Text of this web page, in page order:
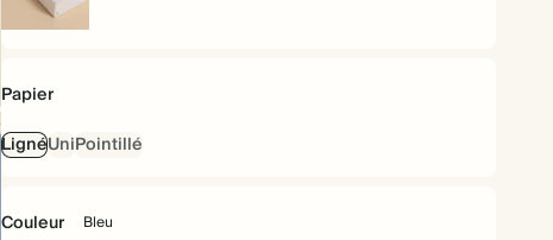
Couverture
Papier
LignéUniPointillé
Couleur Bleu